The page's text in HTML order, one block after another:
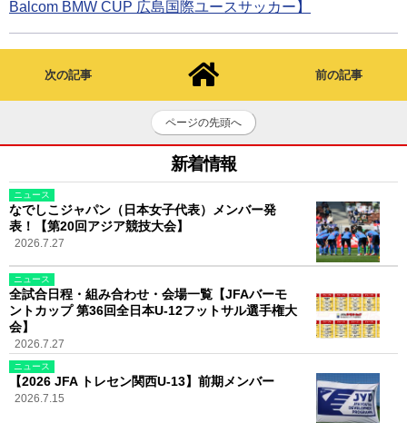
Balcom BMW CUP 広島国際ユースサッカー】
次の記事 前の記事
ページの先頭へ
新着情報
ニュース
なでしこジャパン（日本女子代表）メンバー発
表！【第20回アジア競技大会】
2026.7.27
ニュース
全試合日程・組み合わせ・会場一覧【JFAバーモ
ントカップ 第36回全日本U-12フットサル選手権大
会】
2026.7.27
ニュース
【2026 JFA トレセン関西U-13】前期メンバー
2026.7.15